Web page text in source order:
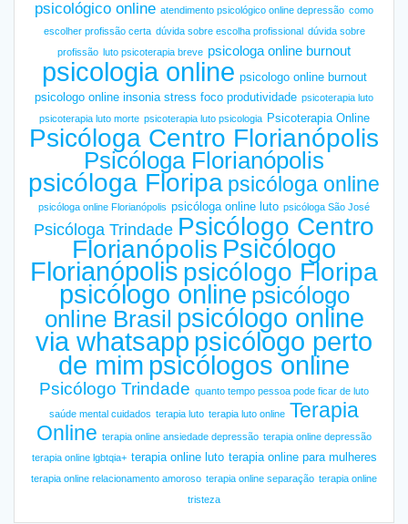
psicológico online atendimento psicológico online depressão como
escolher profissão certa dúvida sobre escolha profissional dúvida sobre
profissão luto psicoterapia breve psicologa online burnout
psicologia online psicologo online burnout
psicologo online insonia stress foco produtividade psicoterapia luto
psicoterapia luto morte psicoterapia luto psicologia Psicoterapia Online
Psicóloga Centro Florianópolis
Psicóloga Florianópolis
psicóloga Floripa psicóloga online
psicóloga online Florianópolis psicóloga online luto psicóloga São José
Psicóloga Trindade Psicólogo Centro
Florianópolis Psicólogo
Florianópolis psicólogo Floripa
psicólogo online psicólogo
online Brasil psicólogo online
via whatsapp psicólogo perto
de mim psicólogos online
Psicólogo Trindade quanto tempo pessoa pode ficar de luto
saúde mental cuidados terapia luto terapia luto online Terapia
Online terapia online ansiedade depressão terapia online depressão
terapia online lgbtqia+ terapia online luto terapia online para mulheres
terapia online relacionamento amoroso terapia online separação terapia online
tristeza